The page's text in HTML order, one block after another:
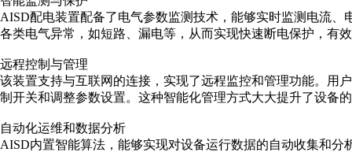
AISD配电装置配备了电气参数监测技术，能够实时监测电流
各类电气异常，如短路、漏电等，从而实现快速断电保护，有
远程控制与管理
该装置支持与互联网的连接，实现了远程监控和管理功能。用
制开关和调整参数设置。这种智能化管理方式大大提升了设备
自动化运维和数据分析
AISD内置智能算法，能够实现对设备运行数据的自动收集和